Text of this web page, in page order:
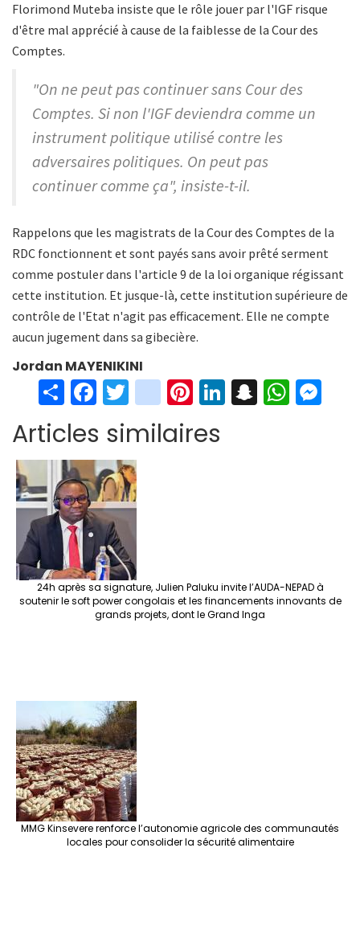
Florimond Muteba insiste que le rôle jouer par l'IGF risque
d'être mal apprécié à cause de la faiblesse de la Cour des
Comptes.
"On ne peut pas continuer sans Cour des
Comptes. Si non l'IGF deviendra comme un
instrument politique utilisé contre les
adversaires politiques. On peut pas
continuer comme ça", insiste-t-il.
Rappelons que les magistrats de la Cour des Comptes de la
RDC fonctionnent et sont payés sans avoir prêté serment
comme postuler dans l'article 9 de la loi organique régissant
cette institution. Et jusque-là, cette institution supérieure de
contrôle de l'Etat n'agit pas efficacement. Elle ne compte
aucun jugement dans sa gibecière.
Jordan MAYENIKINI
S
h
ar
e
Fa
ce
b
o
o
k
T
wi
tt
er
in
st
ag
Pi
er
Li S W
Articles similaires
24h après sa signature, Julien Paluku invite l’AUDA-NEPAD à
soutenir le soft power congolais et les financements innovants de
grands projets, dont le Grand Inga
MMG Kinsevere renforce l’autonomie agricole des communautés
locales pour consolider la sécurité alimentaire